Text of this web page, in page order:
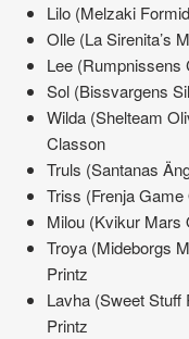
Lilo (Melzaki
Olle (La Sirenita’s
Lee (Rumpnissens
Sol (Bissvargens
Wilda (Shelteam
Classon
Truls (Santanas
Triss (Frenja
Milou (Kvikur Mars
Troya (Mideborgs
Printz
Lavha (Sweet Stuff
Printz